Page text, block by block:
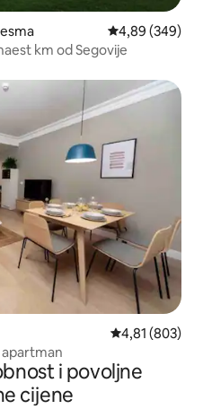
Prosječna
4,89 (349)
km od Segovije
Prosječna
4,81 (803)
i povoljne
cijene